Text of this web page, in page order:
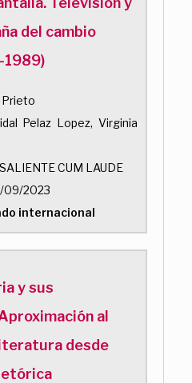
del cambio
1989)
Prieto
Pelaz Lopez, Virginia
CUM LAUDE
09/2023
internacional
y sus
al
desde